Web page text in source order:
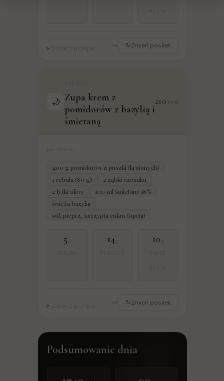
▶ Zobacz przepis ↻Zmień posiłek
🌙 Zupa krem z
pomidorów z bazylią i
śmietaną
210
SKŁADNIKI
400 g pomidorów z puszki (krojonych)
1 cebula (80 g)
2 ząbki czosnku
2 łyżki oliwy
100 ml śmietany 18%
świeża bazylia
sól, pieprz, szczypta cukru (opcja)
5 14g
10
▶ Zobacz przepis ↻Zmień posiłek
Podsumowanie dnia